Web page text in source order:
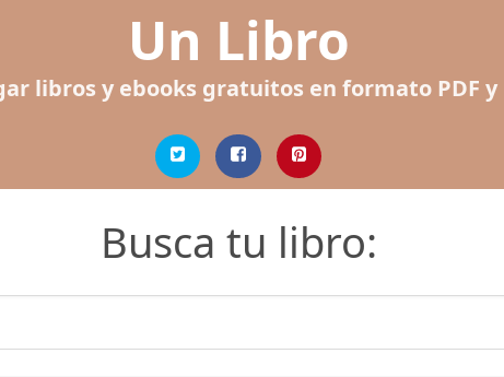
Un Libro
libros y ebooks gratuitos en formato PDF y
Busca tu libro: